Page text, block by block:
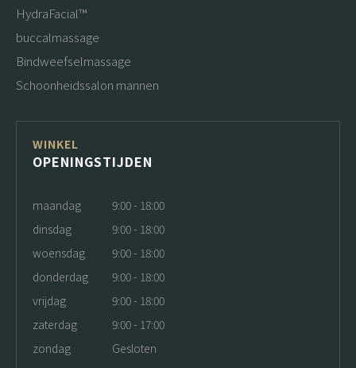
HydraFacial™
buccalmassage
Bindweefselmassage
Schoonheidssalon mannen
WINKEL
OPENINGSTIJDEN
maandag
9:00 - 18:00
dinsdag
9:00 - 18:00
woensdag
9:00 - 18:00
donderdag
9:00 - 18:00
vrijdag
9:00 - 18:00
zaterdag
9:00 - 17:00
zondag
Gesloten